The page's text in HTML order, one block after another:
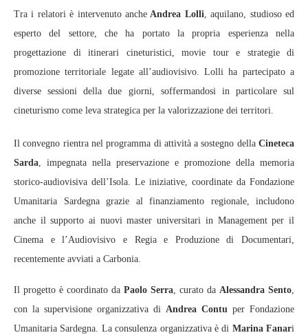
Tra i relatori è intervenuto anche Andrea Lolli, aquilano, studioso ed
esperto del settore, che ha portato la propria esperienza nella
progettazione di itinerari cineturistici, movie tour e strategie di
promozione territoriale legate all’audiovisivo. Lolli ha partecipato a
diverse sessioni della due giorni, soffermandosi in particolare sul
cineturismo come leva strategica per la valorizzazione dei territori.
Il convegno rientra nel programma di attività a sostegno della Cineteca
Sarda, impegnata nella preservazione e promozione della memoria
storico-audiovisiva dell’Isola. Le iniziative, coordinate da Fondazione
Umanitaria Sardegna grazie al finanziamento regionale, includono
anche il supporto ai nuovi master universitari in Management per il
Cinema e l’Audiovisivo e Regia e Produzione di Documentari,
recentemente avviati a Carbonia.
Il progetto è coordinato da Paolo Serra, curato da Alessandra Sento,
con la supervisione organizzativa di Andrea Contu per Fondazione
Umanitaria Sardegna. La consulenza organizzativa è di Marina Fanari